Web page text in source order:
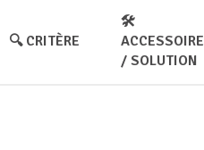
🔍 CRITÈRE
🛠️
ACCESSOIRE
/ SOLUTION